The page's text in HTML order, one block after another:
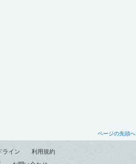
ページの先頭へ
ライン
利用規約